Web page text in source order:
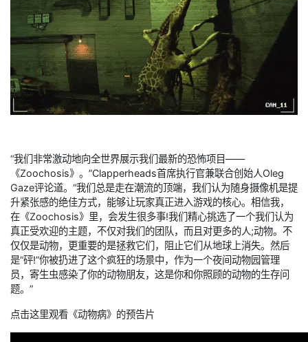
“我们非常激动地向全世界展示我们最新的恐怖项目——
《Zoochosis》。”Clapperheads首席执行官兼联合创始人Oleg
Gaze评论道。“我们总是走在潮流的顶端，我们认为随身摄像机是提
升紧张感的绝佳方式，能够让玩家真正进入游戏的核心。相信我，
在《Zoochosis》里，会发生很多事!我们精心挑选了一个我们认为
真正受欢迎的主题，不仅对我们的团队，而且对更多的人;动物。不
仅仅是动物，更重要的是拯救它们，阻止它们从地球上消失。然后
是“砰!”你被扔进了这个疯狂的场景中，作为一个夜间动物园管理
员，寄生虫感染了你的动物朋友，这是你和你照顾的动物的生存问
题。”
点击这里观看《动物病》的预告片